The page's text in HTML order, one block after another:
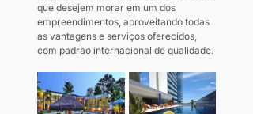
que desejem morar em um dos
empreendimentos, aproveitando todas
as vantagens e serviços oferecidos,
com padrão internacional de qualidade.